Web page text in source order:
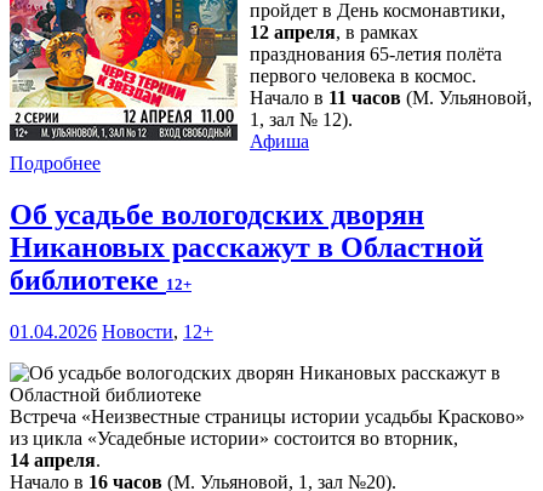
пройдет в День космонавтики,
12 апреля, в рамках
празднования 65-летия полёта
первого человека в космос.
Начало в 11 часов (М. Ульяновой,
1, зал № 12).
Афиша
Подробнее
Об усадьбе вологодских дворян
Никановых расскажут в Областной
библиотеке 12+
01.04.2026 Новости, 12+
Встреча «Неизвестные страницы истории усадьбы Красково»
из цикла «Усадебные истории» состоится во вторник,
14 апреля.
Начало в 16 часов (М. Ульяновой, 1, зал №20).